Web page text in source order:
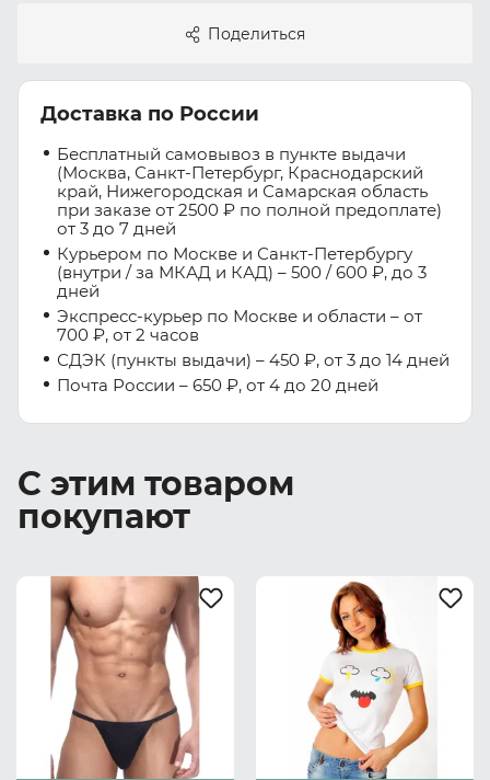
Поделиться
Доставка по России
Бесплатный самовывоз в пункте выдачи
(Москва, Санкт-Петербург, Краснодарский
край, Нижегородская и Самарская область
при заказе от 2500 ₽ по полной предоплате)
от 3 до 7 дней
Курьером по Москве и Санкт-Петербургу
(внутри / за МКАД и КАД) – 500 / 600 ₽, до 3
дней
Экспресс-курьер по Москве и области – от
700 ₽, от 2 часов
СДЭК (пункты выдачи) – 450 ₽, от 3 до 14 дней
Почта России – 650 ₽, от 4 до 20 дней
С этим товаром
покупают